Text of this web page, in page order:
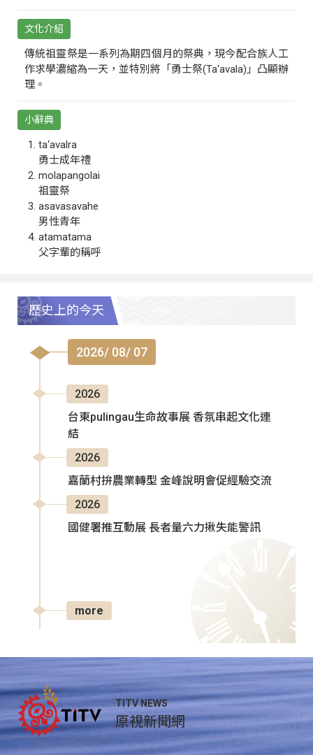
文化介紹
傳統祖靈祭是一系列為期四個月的祭典，現今配合族人工
作求學濃縮為一天，並特別將「勇士祭(Ta‘avala)」凸顯辦
理。
小辭典
ta‘avalra
勇士成年禮
molapangolai
祖靈祭
asavasavahe
男性青年
atamatama
父字輩的稱呼
歷史上的今天
2026/ 08/ 07
2026
台東pulingau生命故事展 香氛串起文化連
結
2026
嘉蘭村拚農業轉型 金峰說明會促經驗交流
2026
國健署推互動展 長者量六力揪失能警訊
more
TITV NEWS
原視新聞網